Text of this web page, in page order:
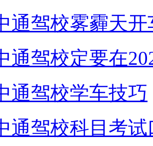
通驾校雾霾天
通驾校定要在
通驾校学车技巧
通驾校科目考试